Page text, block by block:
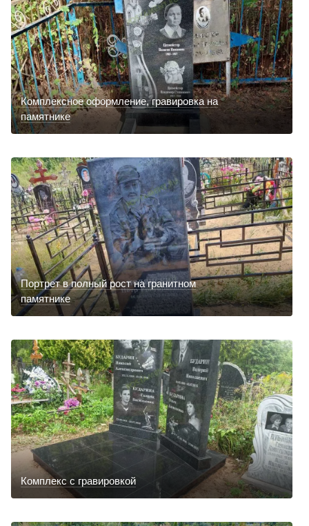
Комплексное оформление, гравировка на
памятнике
Портрет в полный рост на гранитном
памятнике
Комплекс с гравировкой